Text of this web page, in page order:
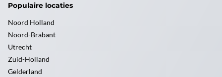
Populaire locaties
Noord Holland
Noord-Brabant
Utrecht
Zuid-Holland
Gelderland